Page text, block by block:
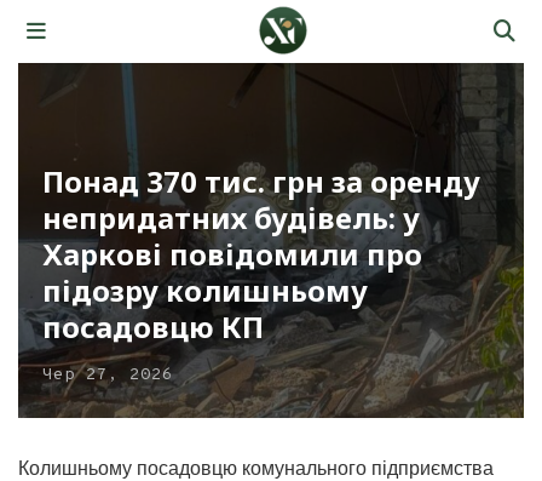
Понад 370 тис. грн за оренду
непридатних будівель: у
Харкові повідомили про
підозру колишньому
посадовцю КП
Чер 27, 2026
Колишньому посадовцю комунального підприємства